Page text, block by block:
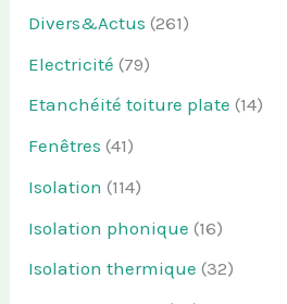
Divers&Actus (261)
Electricité (79)
Etanchéité toiture plate (14)
Fenêtres (41)
Isolation (114)
Isolation phonique (16)
Isolation thermique (32)